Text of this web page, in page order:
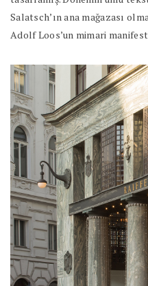
Salatsch’ın ana mağazası
Adolf Loos’un mimari